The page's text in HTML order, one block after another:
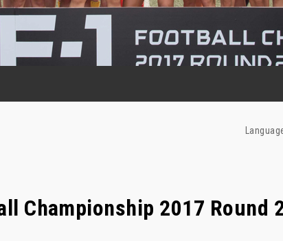
Championship 2017 Round